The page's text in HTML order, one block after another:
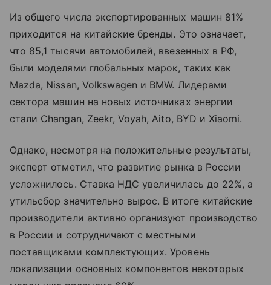
Из общего числа экспортированных машин 81%
приходится на китайские бренды. Это означает,
что 85,1 тысячи автомобилей, ввезенных в РФ,
были моделями глобальных марок, таких как
Mazda, Nissan, Volkswagen и BMW. Лидерами
сектора машин на новых источниках энергии
стали Changan, Zeekr, Voyah, Aito, BYD и Xiaomi.
Однако, несмотря на положительные результаты,
эксперт отметил, что развитие рынка в России
усложнилось. Ставка НДС увеличилась до 22%, а
утильсбор значительно вырос. В итоге китайские
производители активно организуют производство
в России и сотрудничают с местными
поставщиками комплектующих. Уровень
локализации основных компонентов некоторых